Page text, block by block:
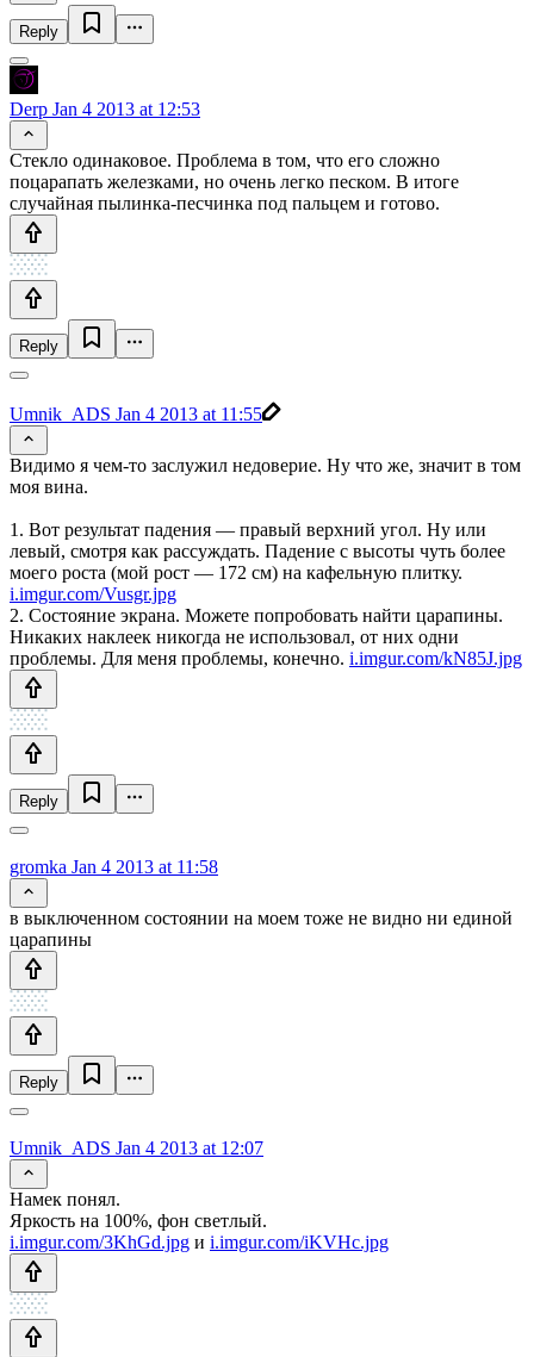
Reply
Derp Jan 4 2013 at 12:53
Стекло одинаковое. Проблема в том, что его сложно
поцарапать железками, но очень легко песком. В итоге
случайная пылинка-песчинка под пальцем и готово.
Reply
Umnik_ADS Jan 4 2013 at 11:55
Видимо я чем-то заслужил недоверие. Ну что же, значит в том
моя вина.
1. Вот результат падения — правый верхний угол. Ну или
левый, смотря как рассуждать. Падение с высоты чуть более
моего роста (мой рост — 172 см) на кафельную плитку.
i.imgur.com/Vusgr.jpg
2. Состояние экрана. Можете попробовать найти царапины.
Никаких наклеек никогда не использовал, от них одни
проблемы. Для меня проблемы, конечно. i.imgur.com/kN85J.jpg
Reply
gromka Jan 4 2013 at 11:58
в выключенном состоянии на моем тоже не видно ни единой
царапины
Reply
Umnik_ADS Jan 4 2013 at 12:07
Намек понял.
Яркость на 100%, фон светлый.
i.imgur.com/3KhGd.jpg и i.imgur.com/iKVHc.jpg